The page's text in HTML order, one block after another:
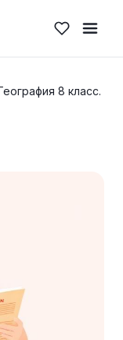
8 класс.